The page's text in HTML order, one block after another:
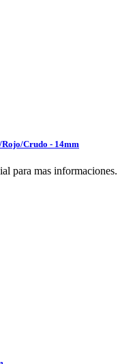
Rojo/Crudo - 14mm
para mas informaciones.